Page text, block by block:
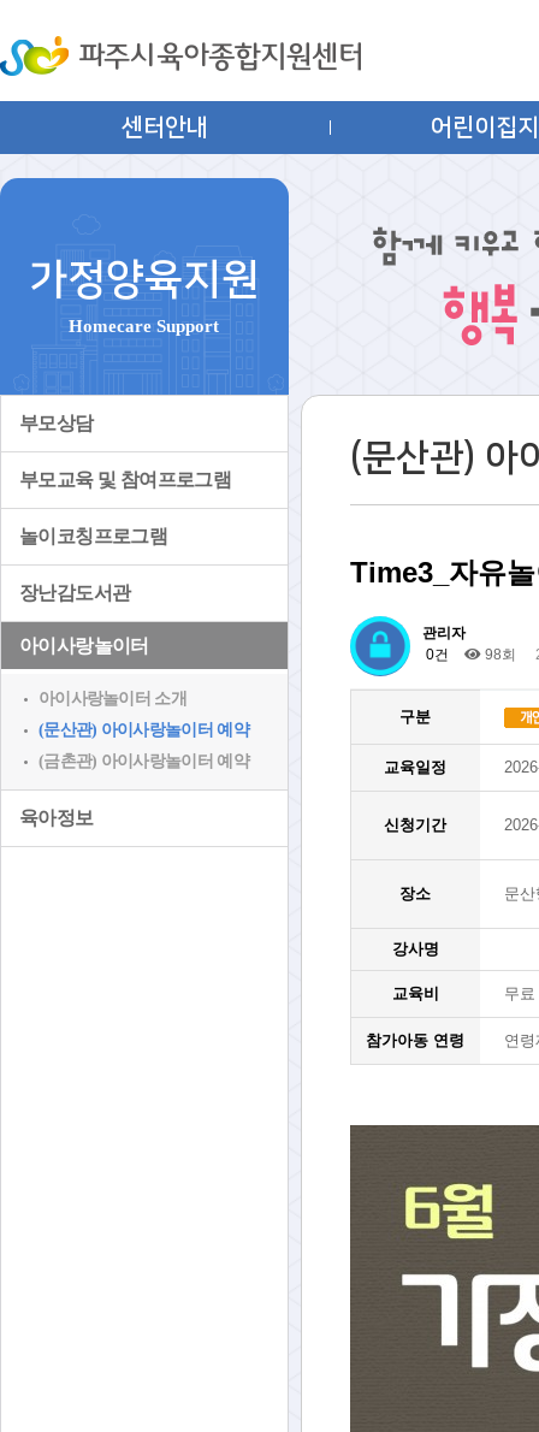
센터안내 어린이집
가정양육지원
Homecare Support
부모상담
부모교육 및 참여프로그램
놀이코칭프로그램
장난감도서관
아이사랑놀이터
아이사랑놀이터 소개
(문산관) 아이사랑놀이터 예약
(금촌관) 아이사랑놀이터 예약
육아정보
(문산관) 아
Time3_자유
관리자
0건
98회
구분
교육일정
신청기간
장소 문
강사명
교육비 무료
참가아동 연령 연